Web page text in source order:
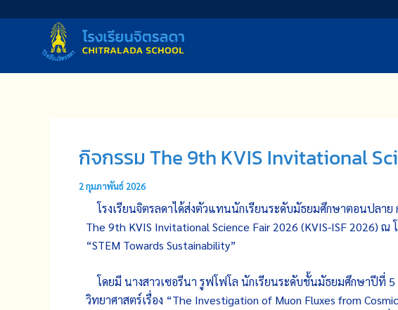
กิจกรรม The 9th KVIS Invitational
2 กุมภาพันธ์ 2026
โรงเรียนจิตรลดาได้ส่งตัวแทนนักเรียนระดับมัธยมศึกษาตอนปลาย
The 9th KVIS Invitational Science Fair 2026 (KVIS-ISF 2026)
“STEM Towards Sustainability”
โดยมี นางสาวเซอรีนา รูฟโฟโล นักเรียนระดับชั้นมัธยมศึกษาปีที่
วิทยาศาสตร์เรื่อง “The Investigation of Muon Fluxes from